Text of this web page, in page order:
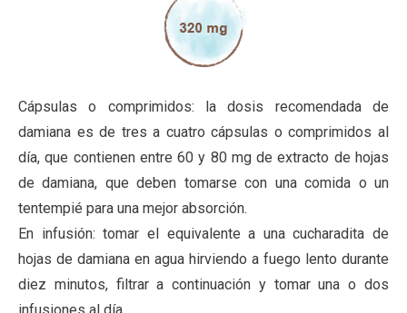
Cápsulas o comprimidos: la dosis recomendada de
damiana es de tres a cuatro cápsulas o comprimidos al
día, que contienen entre 60 y 80 mg de extracto de hojas
de damiana, que deben tomarse con una comida o un
tentempié para una mejor absorción.
En infusión: tomar el equivalente a una cucharadita de
hojas de damiana en agua hirviendo a fuego lento durante
diez minutos, filtrar a continuación y tomar una o dos